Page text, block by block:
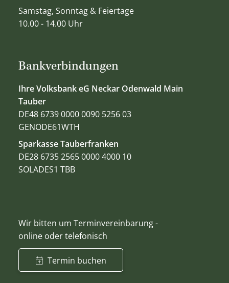
Bankverbindungen
Ihre Volksbank eG Neckar Odenwald Main
Tauber
DE48 6739 0000 0090 5256 03
GENODE61WTH
Sparkasse Tauberfranken
DE28 6735 2565 0000 4000 10
SOLADES1 TBB
Wir bitten um Terminvereinbarung -
online oder telefonisch
Termin buchen
Samstag, Sonntag & Feiertage
10.00 - 14.00 Uhr